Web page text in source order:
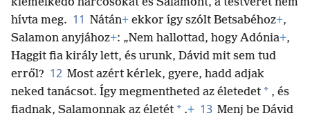
hívta meg. 11 Nátán+ ekkor így szólt Betsabéhoz+,
Salamon anyjához+: „Nem hallottad, hogy Adónia+,
Haggit fia király lett, és urunk, Dávid mit sem tud
erről? 12 Most azért kérlek, gyere, hadd adjak
neked tanácsot. Így megmentheted az életedet * , és
fiadnak, Salamonnak az életét * .+ 13 Menj be Dávid